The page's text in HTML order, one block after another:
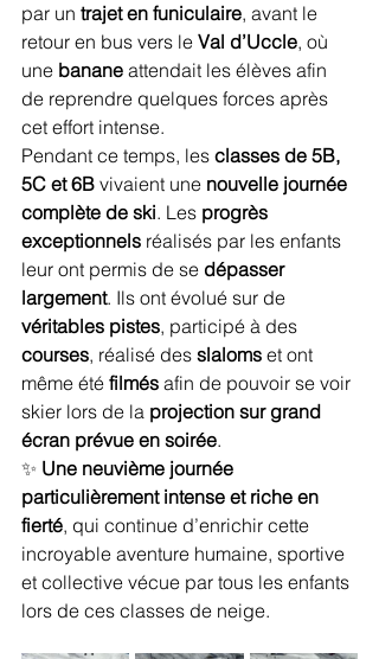
par un trajet en funiculaire, avant le
retour en bus vers le Val d’Uccle, où
une banane attendait les élèves afin
de reprendre quelques forces après
cet effort intense.
Pendant ce temps, les classes de 5B,
5C et 6B vivaient une nouvelle journée
complète de ski. Les progrès
exceptionnels réalisés par les enfants
leur ont permis de se dépasser
largement. Ils ont évolué sur de
véritables pistes, participé à des
courses, réalisé des slaloms et ont
même été filmés afin de pouvoir se voir
skier lors de la projection sur grand
écran prévue en soirée.
✨ Une neuvième journée
particulièrement intense et riche en
fierté, qui continue d’enrichir cette
incroyable aventure humaine, sportive
et collective vécue par tous les enfants
lors de ces classes de neige.